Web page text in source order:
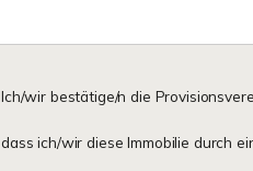
Ich/wir bestätige/n die
dass ich/wir diese Immobilie durch